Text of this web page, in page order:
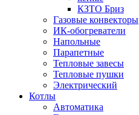
КЗТО Бриз
Газовые конвекторы
ИК-обогреватели
Напольные
Парапетные
Тепловые завесы
Тепловые пушки
Электрический
Котлы
Автоматика